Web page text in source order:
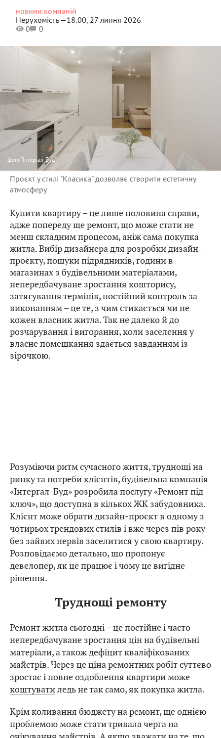
новини компаній
Нерухомість —18:00, 27 липня 2026
0
0
фото "Інтергал-Буд"
Проєкт у стилі "Класика" дозволяє створити естетичну
атмосферу
Купити квартиру – це лише половина справи,
адже попереду ще ремонт, що може стати не
менш складним процесом, аніж сама покупка
житла. Вибір дизайнера для розробки дизайн-
проєкту, пошуки підрядників, години в
магазинах з будівельними матеріалами,
непередбачуване зростання кошторису,
затягування термінів, постійний контроль за
виконанням – це те, з чим стикається чи не
кожен власник житла. Так не далеко й до
розчарування і вигорання, коли заселення у
власне помешкання здається завданням із
зірочкою.
Розуміючи ритм сучасного життя, труднощі на
ринку та потреби клієнтів, будівельна компанія
«Інтергал-Буд» розробила послугу «Ремонт під
ключ», що доступна в кількох ЖК забудовника.
Клієнт може обрати дизайн-проєкт в одному з
чотирьох трендових стилів і вже через пів року
без зайвих нервів заселитися у свою квартиру.
Розповідаємо детально, що пропонує
девелопер, як це працює і чому це вигідне
рішення.
Труднощі ремонту
Ремонт житла сьогодні – це постійне і часто
непередбачуване зростання цін на будівельні
матеріали, а також дефіцит кваліфікованих
майстрів. Через це ціна ремонтних робіт суттєво
зростає і повне оздоблення квартири може
коштуватиледь не так само, як покупка житла.
Крім коливання бюджету на ремонт, ще однією
проблемою може стати тривала черга на